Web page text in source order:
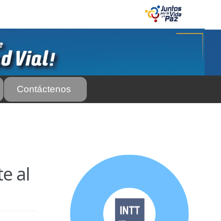
Contáctenos
Frecuente
O INTERURBANAS) – Servicio Frecuente
INTT Estructura Organizativa del INTT Homologación
Marco Jurídico Medios Publicitarios Noticias
al